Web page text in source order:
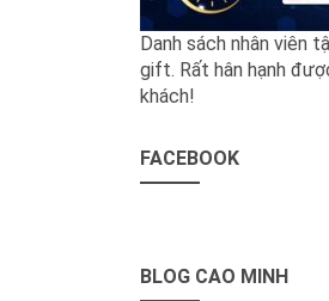
Danh sách nhân viên
gift. Rất hân hạnh
khách!
FACEBOOK
BLOG CAO MINH